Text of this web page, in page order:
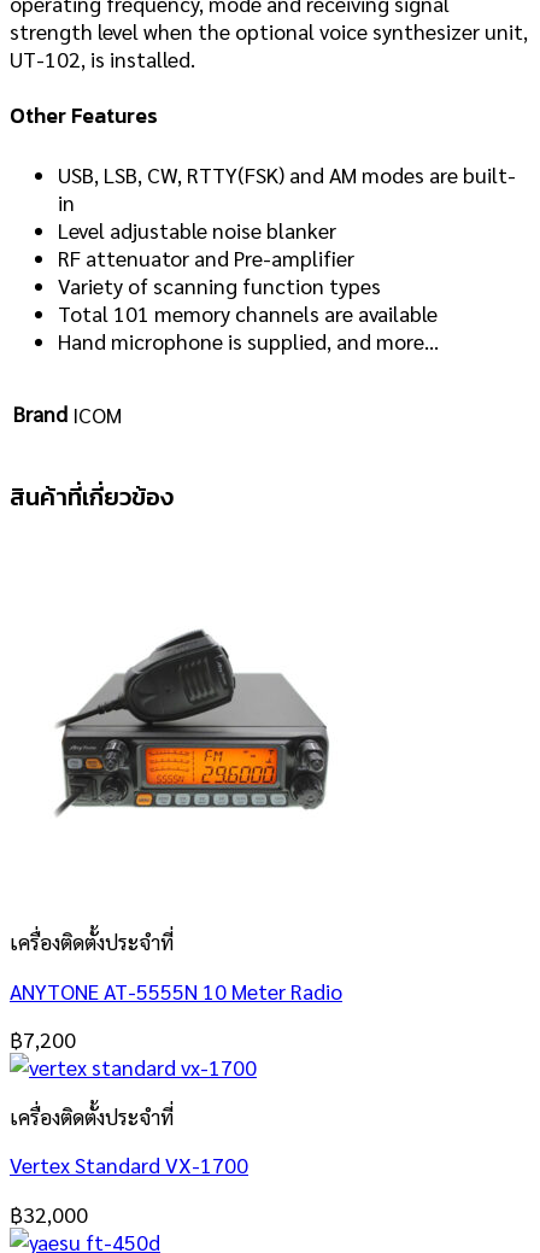
strength level when the optional voice synthesizer unit,
UT-102, is installed.
Other Features
USB, LSB, CW, RTTY(FSK) and AM modes are built-
in
Level adjustable noise blanker
RF attenuator and Pre-amplifier
Variety of scanning function types
Total 101 memory channels are available
Hand microphone is supplied, and more…
Brand ICOM
สินค้าที่เกี่ยวข้อง
เครื่องติดตั้งประจำที่
ANYTONE AT-5555N 10 Meter Radio
฿7,200
เครื่องติดตั้งประจำที่
Vertex Standard VX-1700
฿32,000